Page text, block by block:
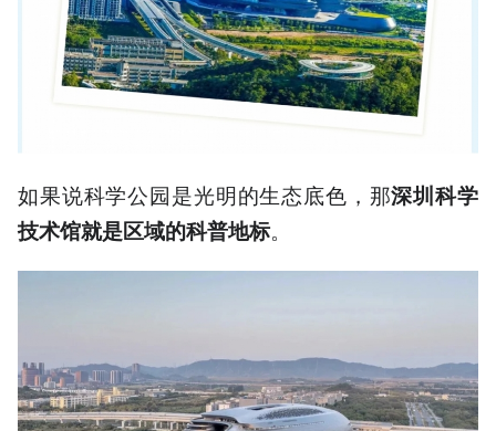
如果说科学公园是光明的生态底色，那深圳科学
技术馆就是区域的科普地标。